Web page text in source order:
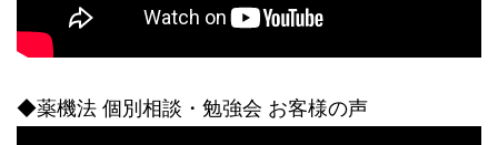
◆薬機法 個別相談・勉強会 お客様の声